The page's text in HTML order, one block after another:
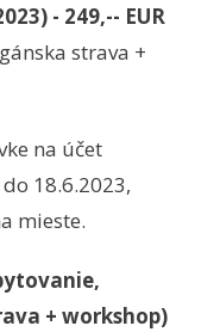
- 249,-- EUR
strava +
na účet
18.6.2023,
mieste.
+ workshop)